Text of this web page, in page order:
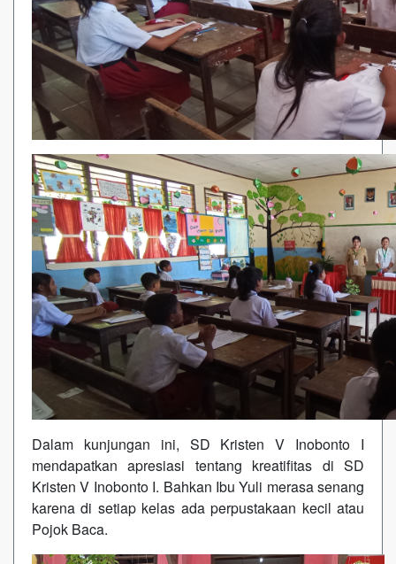
Dalam kunjungan ini, SD Kristen V Inobonto I
mendapatkan apresiasi tentang kreatifitas di SD
Kristen V Inobonto I. Bahkan Ibu Yuli merasa senang
karena di setiap kelas ada perpustakaan kecil atau
Pojok Baca.